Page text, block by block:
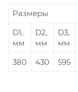
Размеры
D1,
мм
D2,
мм
D3,
мм
380
430 595